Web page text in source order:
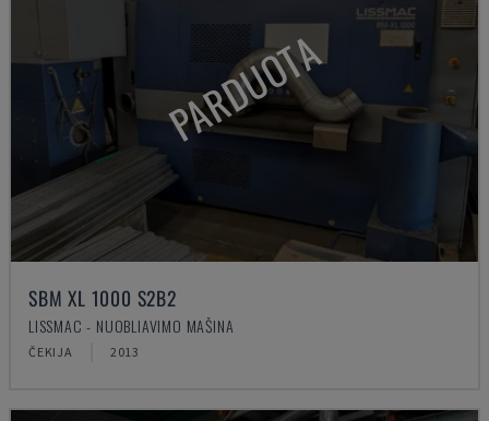
PARDUOTA
SBM XL 1000 S2B2
LISSMAC - NUOBLIAVIMO MAŠINA
ČEKIJA 2013